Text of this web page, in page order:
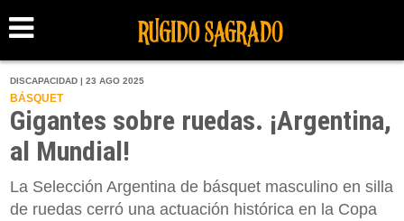
DISCAPACIDAD | 23 AGO 2025
BÁSQUET
Gigantes sobre ruedas. ¡Argentina,
al Mundial!
La Selección Argentina de básquet masculino en silla
de ruedas cerró una actuación histórica en la Copa